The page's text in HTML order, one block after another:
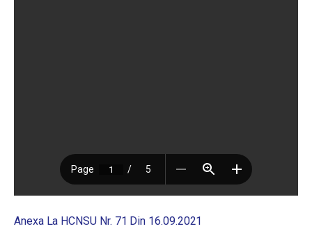
Anexa La HCNSU Nr. 71 Din 16.09.2021